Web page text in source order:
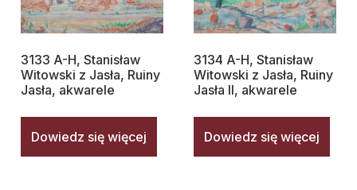
3133 A-H, Stanisław
Witowski z Jasła, Ruiny
Jasła, akwarele
Dowiedz się więcej
3134 A-H, Stanisław
Witowski z Jasła, Ruiny
Jasła II, akwarele
Dowiedz się więcej